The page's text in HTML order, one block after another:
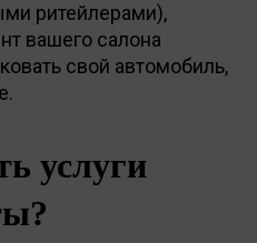
ритейлерами),
вашего салона
свой автомобиль,
услуги